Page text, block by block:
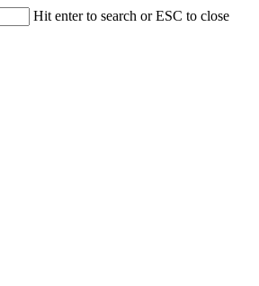
Hit enter to search or ESC to close